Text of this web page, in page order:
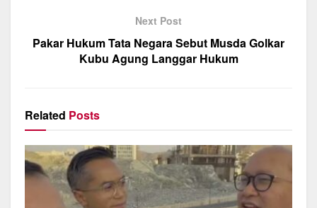
Next Post
Pakar Hukum Tata Negara Sebut Musda Golkar
Kubu Agung Langgar Hukum
Related Posts